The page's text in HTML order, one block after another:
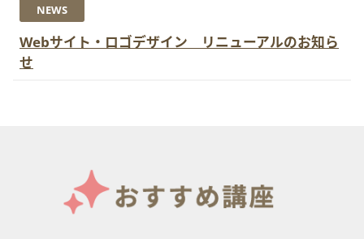
NEWS
Webサイト・ロゴデザイン リニューアルのお知ら
せ